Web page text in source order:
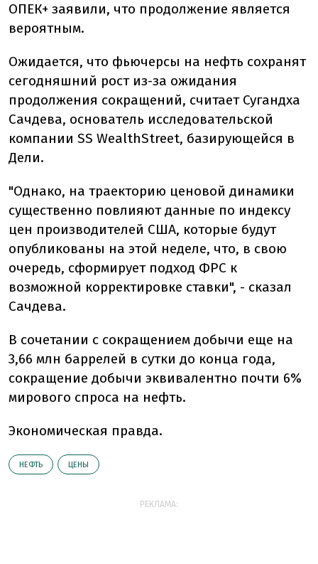
ОПЕК+ заявили, что продолжение является
вероятным.
Ожидается, что фьючерсы на нефть сохранят
сегодняшний рост из-за ожидания
продолжения сокращений, считает Сугандха
Сачдева, основатель исследовательской
компании SS WealthStreet, базирующейся в
Дели.
"Однако, на траекторию ценовой динамики
существенно повлияют данные по индексу
цен производителей США, которые будут
опубликованы на этой неделе, что, в свою
очередь, сформирует подход ФРС к
возможной корректировке ставки", - сказал
Сачдева.
В сочетании с сокращением добычи еще на
3,66 млн баррелей в сутки до конца года,
сокращение добычи эквивалентно почти 6%
мирового спроса на нефть.
Экономическая правда.
НЕФТЬ ЦЕНЫ
РЕКЛАМА: